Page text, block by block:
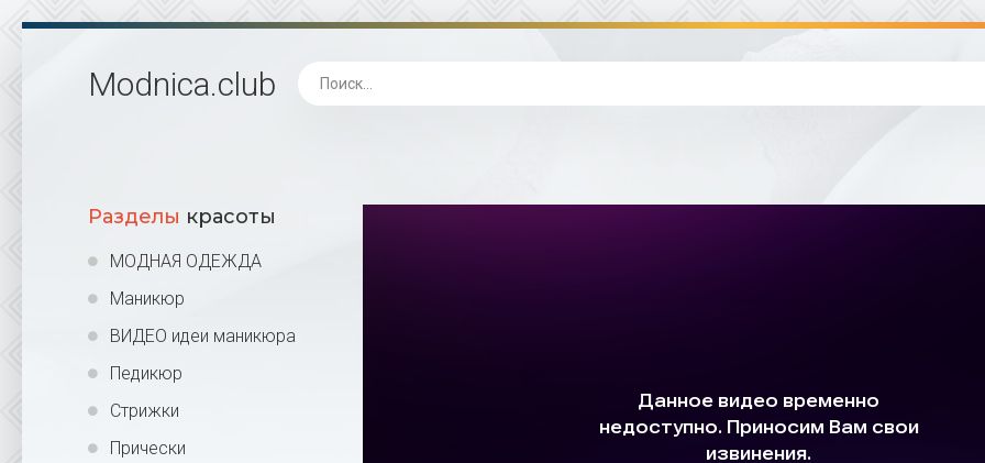
Modnica.club
Разделы красоты
МОДНАЯ ОДЕЖДА
Маникюр
ВИДЕО идеи маникюра
Педикюр
Стрижки
Прически